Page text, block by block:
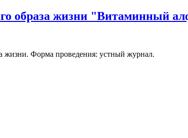
образа жизни "Витаминный
жизни. Форма проведения: устный журнал.